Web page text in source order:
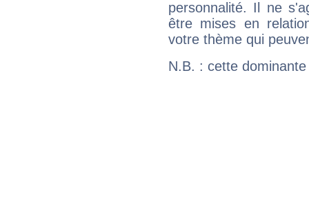
personnalité. Il ne
être mises en
votre thème qui
N.B. : cette